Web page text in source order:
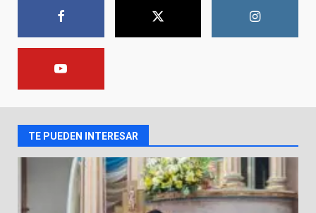
5 de agosto de 2026
DEFENSA NACIONAL
5 de agosto de 2026
3
Muere peatón arrollado por
motociclista en Yuriria
4 de agosto de 2026
TE PUEDEN INTERESAR